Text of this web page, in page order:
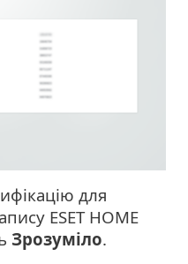
для
ESET HOME
Зрозуміло.